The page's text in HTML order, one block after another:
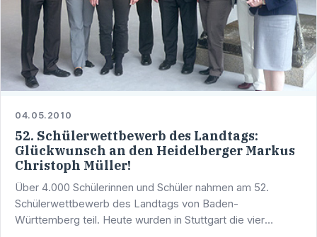
04.05.2010
52. Schülerwettbewerb des Landtags:
Glückwunsch an den Heidelberger Markus
Christoph Müller!
Über 4.000 Schülerinnen und Schüler nahmen am 52.
Schülerwettbewerb des Landtags von Baden-
Württemberg teil. Heute wurden in Stuttgart die vier